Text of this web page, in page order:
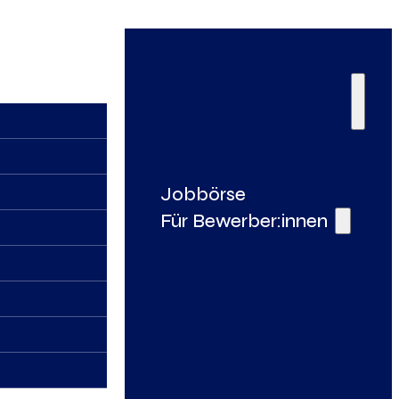
Jobbörse
Für Bewerber:innen